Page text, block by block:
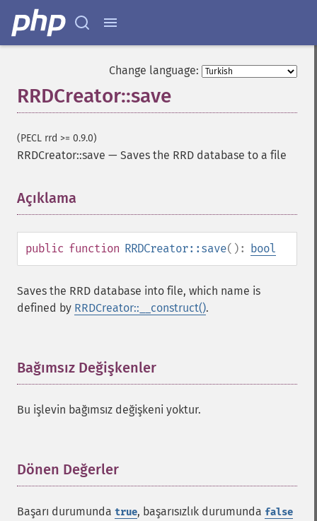
Change language:
RRDCreator::save
(PECL rrd >= 0.9.0)
RRDCreator::save — Saves the RRD database to a file
Açıklama
public function RRDCreator::save(): bool
Saves the RRD database into file, which name is
defined by RRDCreator::__construct().
Bağımsız Değişkenler
Bu işlevin bağımsız değişkeni yoktur.
Dönen Değerler
Başarı durumunda true, başarısızlık durumunda false